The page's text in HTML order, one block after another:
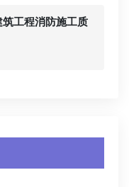
工程消防施工质